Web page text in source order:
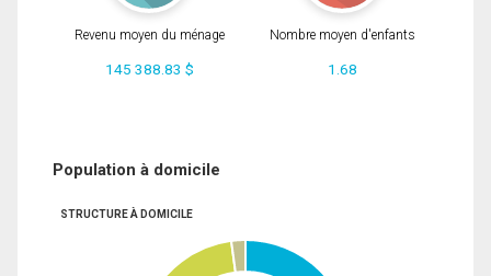
Revenu moyen du ménage
145 388.83 $
Nombre moyen d'enfants
1.68
Population à domicile
STRUCTURE À DOMICILE